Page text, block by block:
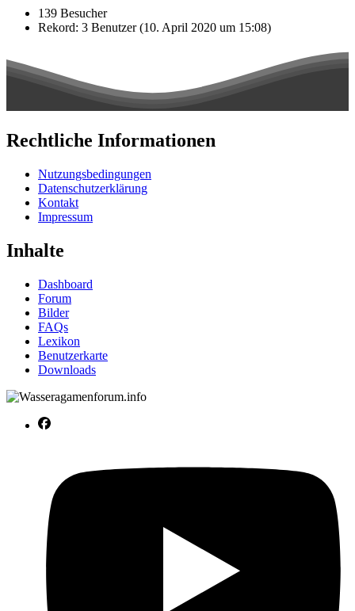
139 Besucher
Rekord: 3 Benutzer (10. April 2020 um 15:08)
Rechtliche Informationen
Nutzungsbedingungen
Datenschutzerklärung
Kontakt
Impressum
Inhalte
Dashboard
Forum
Bilder
FAQs
Lexikon
Benutzerkarte
Downloads